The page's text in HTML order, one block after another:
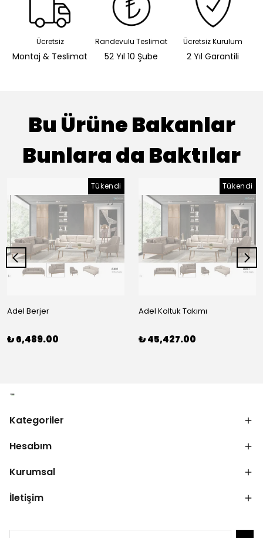
Ücretsiz
Montaj & Teslimat
Randevulu Teslimat
52 Yıl 10 Şube
Ücretsiz Kurulum
2 Yıl Garantili
Bu Ürüne Bakanlar
Bunlara da Baktılar
Tükendi
Adel Berjer
₺ 6,489.00
Tükendi
Adel Koltuk Takımı
₺ 45,427.00
Kategoriler
Hesabım
Kurumsal
İletişim